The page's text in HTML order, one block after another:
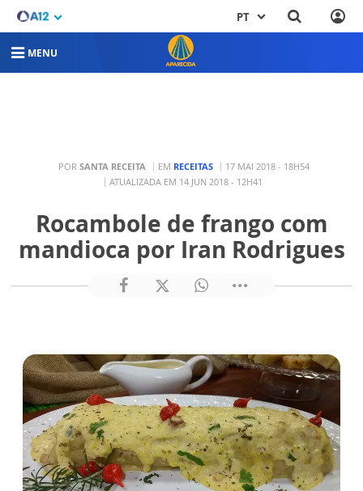
PT
MENU
POR SANTA RECEITA EM RECEITAS
17 MAI 2018 - 18H54
ATUALIZADA EM 14 JUN 2018 - 12H41
Rocambole de frango com
mandioca por Iran Rodrigues